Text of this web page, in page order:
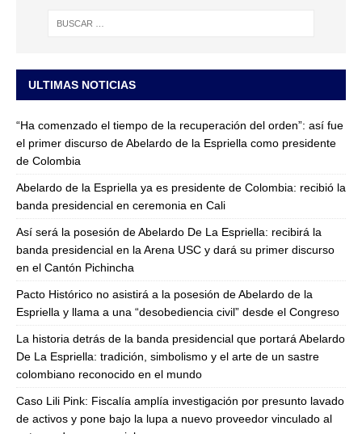
ULTIMAS NOTICIAS
“Ha comenzado el tiempo de la recuperación del orden”: así fue
el primer discurso de Abelardo de la Espriella como presidente
de Colombia
Abelardo de la Espriella ya es presidente de Colombia: recibió la
banda presidencial en ceremonia en Cali
Así será la posesión de Abelardo De La Espriella: recibirá la
banda presidencial en la Arena USC y dará su primer discurso
en el Cantón Pichincha
Pacto Histórico no asistirá a la posesión de Abelardo de la
Espriella y llama a una “desobediencia civil” desde el Congreso
La historia detrás de la banda presidencial que portará Abelardo
De La Espriella: tradición, simbolismo y el arte de un sastre
colombiano reconocido en el mundo
Caso Lili Pink: Fiscalía amplía investigación por presunto lavado
de activos y pone bajo la lupa a nuevo proveedor vinculado al